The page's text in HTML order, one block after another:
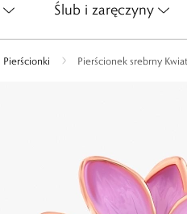
Ślub i zaręczyny
Pierścionki Pierścionek srebrny